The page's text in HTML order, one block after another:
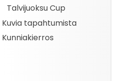
Talvijuoksu Cup
Kuvia tapahtumista
Kunniakierros